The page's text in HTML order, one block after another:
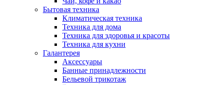
Бытовая техника
Климатическая техника
Техника для дома
Техника для здоровья и красоты
Техника для кухни
Галантерея
Аксессуары
Банные принадлежности
Бельевой трикотаж